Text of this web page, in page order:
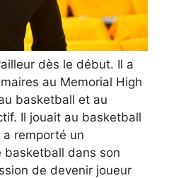
dès le début. Il a
au Memorial High
basketball et au
Il jouait au basketball
a remporté un
basketball dans son
de devenir joueur